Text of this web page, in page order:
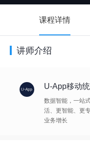
课程详情
讲师介绍
U-App移动
数据智能，一站
活、更智能、更
业务增长